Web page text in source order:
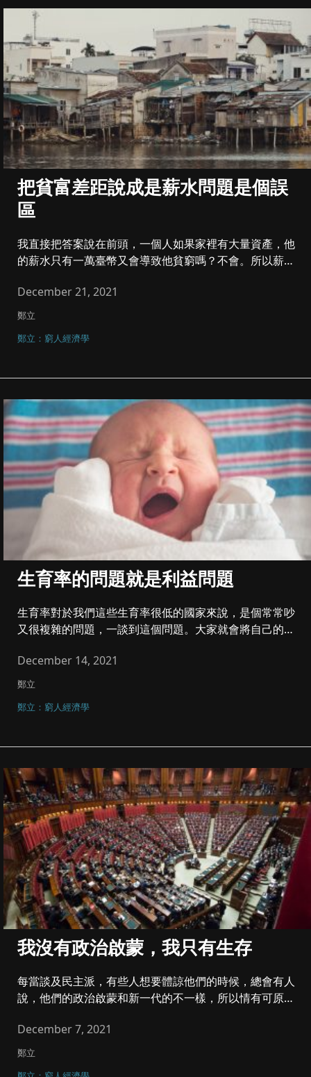
把貧富差距說成是薪水問題是個誤
區
我直接把答案說在前頭，一個人如果家裡有大量資產，他
的薪水只有一萬臺幣又會導致他貧窮嗎？不會。所以薪水
December 21, 2021
鄭立
鄭立：窮人經濟學
生育率的問題就是利益問題
生育率對於我們這些生育率很低的國家來說，是個常常吵
又很複雜的問題，一談到這個問題。大家就會將自己的願
December 14, 2021
鄭立
鄭立：窮人經濟學
我沒有政治啟蒙，我只有生存
每當談及民主派，有些人想要體諒他們的時候，總會有人
說，他們的政治啟蒙和新一代的不一樣，所以情有可原。
December 7, 2021
鄭立